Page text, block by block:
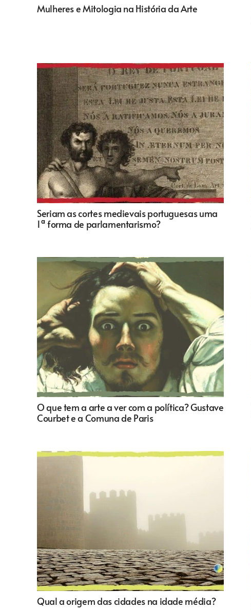
Mulheres e Mitologia na História da Arte
Seriam as cortes medievais portuguesas uma
1ª forma de parlamentarismo?
O que tem a arte a ver com a política? Gustave
Courbet e a Comuna de Paris
Qual a origem das cidades na idade média?